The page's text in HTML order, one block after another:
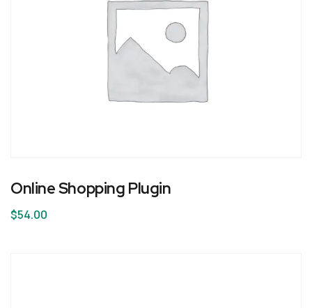
Online Shopping Plugin
$54.00